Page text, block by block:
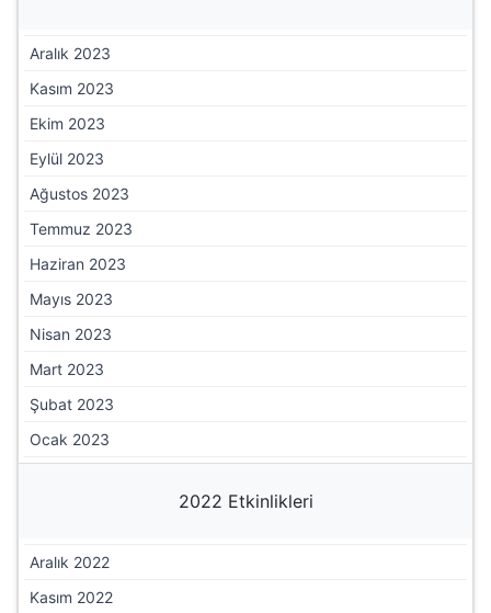
Aralık 2023
Kasım 2023
Ekim 2023
Eylül 2023
Ağustos 2023
Temmuz 2023
Haziran 2023
Mayıs 2023
Nisan 2023
Mart 2023
Şubat 2023
Ocak 2023
2022 Etkinlikleri
Aralık 2022
Kasım 2022